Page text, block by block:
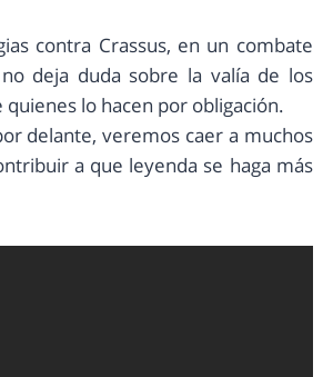
contra Crassus, en un combate
deja duda sobre la valía de los
lo hacen por obligación.
delante, veremos caer a muchos
a que leyenda se haga más